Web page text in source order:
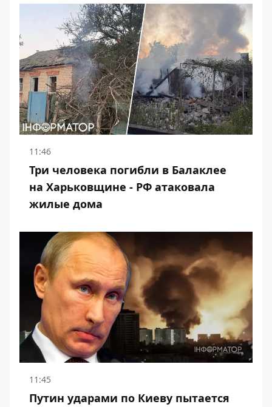
11:46
Три человека погибли в Балаклее
на Харьковщине - РФ атаковала
жилые дома
11:45
Путин ударами по Киеву пытается